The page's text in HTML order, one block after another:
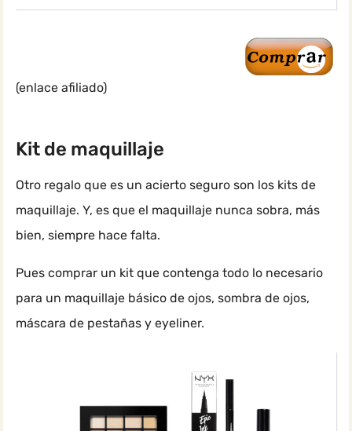
(enlace afiliado)
Kit de maquillaje
Otro regalo que es un acierto seguro son los kits de
maquillaje. Y, es que el maquillaje nunca sobra, más
bien, siempre hace falta.
Pues comprar un kit que contenga todo lo necesario
para un maquillaje básico de ojos, sombra de ojos,
máscara de pestañas y eyeliner.